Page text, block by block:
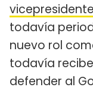
todavía
nuevo rol
todavía
defender al